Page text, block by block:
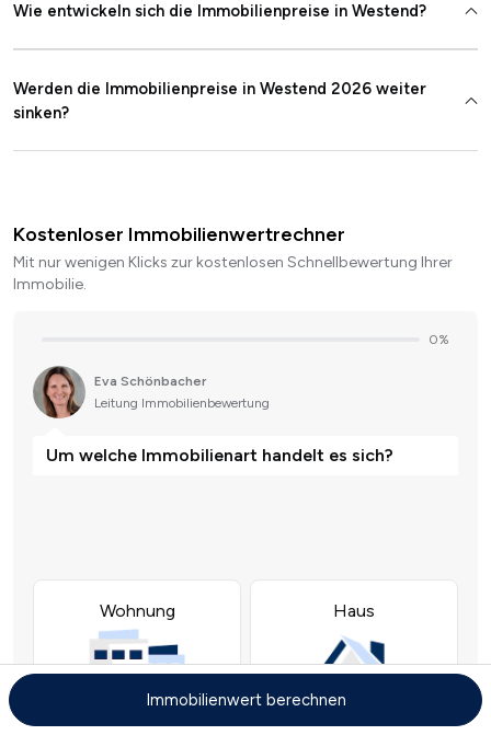
Wie entwickeln sich die Immobilienpreise in Westend?
Werden die Immobilienpreise in Westend 2026 weiter
sinken?
Kostenloser Immobilienwertrechner
Mit nur wenigen Klicks zur kostenlosen Schnellbewertung Ihrer
Immobilie.
Immobilienwert berechnen